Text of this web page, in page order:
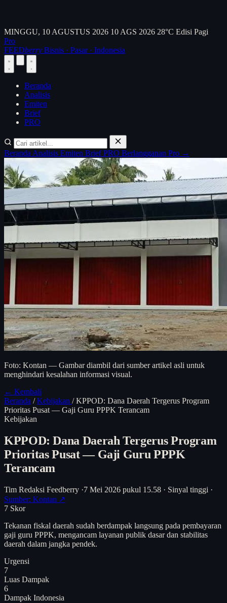
MINGGU, 10 AGUSTUS 2026 10 AGS 2026 28°C Edisi Pagi
Pro
FEEDberry Bisnis · Pasar · Indonesia
Beranda
Analisis
Emiten
Brief
PRO
Beranda Analisis Emiten BriefPRO Berlangganan Pro →
Foto: Kontan — Gambar diambil dari sumber artikel asli untuk
menghindari kesalahan informasi visual.
← Kembali
Beranda / Kebijakan / KPPOD: Dana Daerah Tergerus Program
Prioritas Pusat — Gaji Guru PPPK Terancam
Kebijakan
KPPOD: Dana Daerah Tergerus Program
Prioritas Pusat — Gaji Guru PPPK
Terancam
Tim Redaksi Feedberry ·7 Mei 2026 pukul 15.58 · Sinyal tinggi ·
Sumber: Kontan ↗
7 Skor
Tekanan fiskal daerah sudah berdampak langsung pada pembayaran
gaji guru PPPK, mengancam layanan publik dasar dan stabilitas
daerah dalam jangka pendek.
Urgensi
7
Luas Dampak
6
Dampak Indonesia